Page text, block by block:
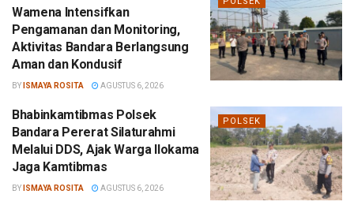
Wamena Intensifkan
Pengamanan dan Monitoring,
Aktivitas Bandara Berlangsung
Aman dan Kondusif
BY ISMAYA ROSITA AGUSTUS 6, 2026
POLSEK
Bhabinkamtibmas Polsek
Bandara Pererat Silaturahmi
Melalui DDS, Ajak Warga Ilokama
Jaga Kamtibmas
BY ISMAYA ROSITA AGUSTUS 6, 2026